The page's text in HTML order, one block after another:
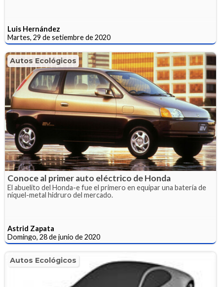
Luis Hernández
Martes, 29 de setiembre de 2020
Autos Ecológicos
Conoce al primer auto eléctrico de Honda
El abuelito del Honda-e fue el primero en equipar una batería de
níquel-metal hidruro del mercado.
Astrid Zapata
Domingo, 28 de junio de 2020
Autos Ecológicos